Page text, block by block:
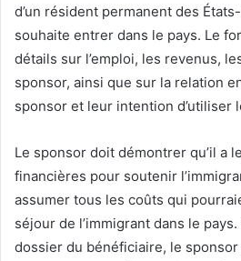
d’un résident permanent des
souhaite entrer dans le pays. Le
détails sur l’emploi, les revenus,
sponsor, ainsi que sur la relation
sponsor et leur intention d’utiliser
Le sponsor doit démontrer qu’il a
financières pour soutenir
assumer tous les coûts qui
séjour de l’immigrant dans le
dossier du bénéficiaire, le